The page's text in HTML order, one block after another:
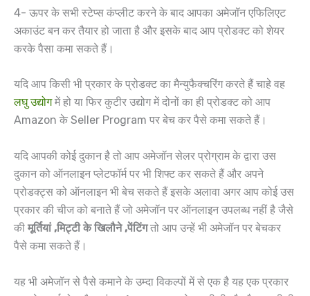
4- ऊपर के सभी स्टेप्स कंप्लीट करने के बाद आपका अमेजॉन एफिलिएट
अकाउंट बन कर तैयार हो जाता है और इसके बाद आप प्रोडक्ट को शेयर
करके पैसा कमा सकते हैं।
यदि आप किसी भी प्रकार के प्रोडक्ट का मैन्युफैक्चरिंग करते हैं चाहे वह
लघु उद्योगमें हो या फिर कुटीर उद्योग में दोनों का ही प्रोडक्ट को आप
Amazon के Seller Program पर बेच कर पैसे कमा सकते हैं।
यदि आपकी कोई दुकान है तो आप अमेजॉन सेलर प्रोग्राम के द्वारा उस
दुकान को ऑनलाइन प्लेटफॉर्म पर भी शिफ्ट कर सकते हैं और अपने
प्रोडक्ट्स को ऑनलाइन भी बेच सकते हैं इसके अलावा अगर आप कोई उस
प्रकार की चीज को बनाते हैं जो अमेजॉन पर ऑनलाइन उपलब्ध नहीं है जैसे
की मूर्तियां ,मिट्टी के खिलौने ,पेंटिंगतो आप उन्हें भी अमेजॉन पर बेचकर
पैसे कमा सकते हैं।
यह भी अमेजॉन से पैसे कमाने के उम्दा विकल्पों में से एक है यह एक प्रकार